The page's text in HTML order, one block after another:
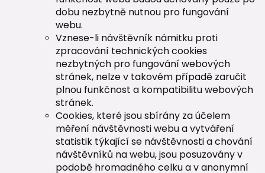
dobu nezbytně nutnou pro fungování
webu.
Vznese-li návštěvník námitku proti
zpracování technických cookies
nezbytných pro fungování webových
stránek, nelze v takovém případě zaručit
plnou funkčnost a kompatibilitu webových
stránek.
Cookies, které jsou sbírány za účelem
měření návštěvnosti webu a vytváření
statistik týkající se návštěvnosti a chování
návštěvníků na webu, jsou posuzovány v
podobě hromadného celku a v anonymní